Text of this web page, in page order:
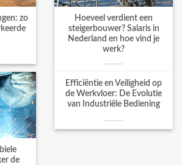
zo
Hoeveel verdient een
steigerbouwer? Salaris in
Nederland en hoe vind je
werk?
de
Efficiëntie en Veiligheid op
de Werkvloer: De Evolutie
van Industriële Bediening